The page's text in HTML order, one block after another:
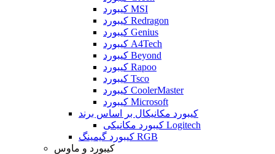
کیبورد MSI
کیبورد Redragon
کیبورد Genius
کیبورد A4Tech
کیبورد Beyond
کیبورد Rapoo
کیبورد Tsco
کیبورد CoolerMaster
کیبورد Microsoft
کیبورد مکانیکال بر اساس برند
کیبورد مکانیکی Logitech
کیبورد گیمینگ RGB
کیبورد و ماوس